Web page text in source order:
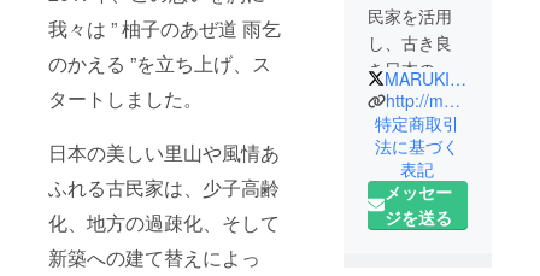
我々は ” 柚子のあぜ道 雨乞
のかえる ”を立ち上げ、ス
タートしました。
日本の美しい里山や風情あ
ふれる古民家は、少子高齢
化、地方の過疎化、そして
新築への建て替えによっ
民家を活用
し、古き良
き日本の伝
統・文化を
後世に残す
活動を行っ
ています。
MARUKI_SAIFUKU
http://maruki-saifuku.com/
特定商取引
法に基づく
表記
メッセー
ジを送る